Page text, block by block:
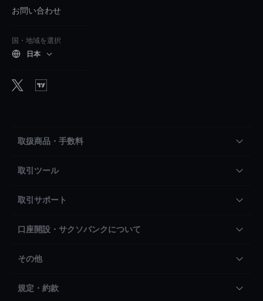
お問い合わせ
国・地域を選択
日本
取扱商品・手数料
取引ツール
取引サポート
口座開設・サクソバンクについて
その他
規定・約款